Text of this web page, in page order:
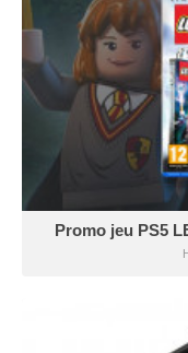
Promo jeu PS5